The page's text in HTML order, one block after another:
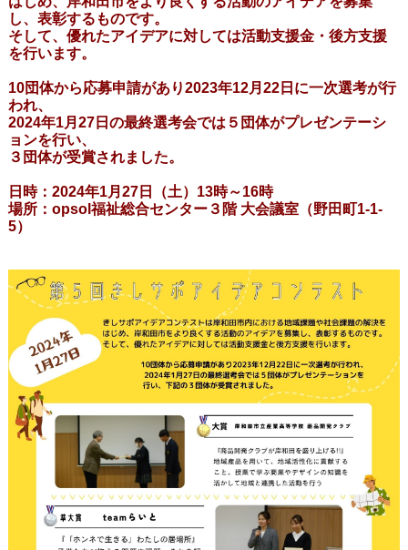
し、表彰するものです。
そして、優れたアイデアに対しては活動支援金・後方支援
を行います。
10団体から応募申請があり2023年12月22日に一次選考が行
われ、
2024年1月27日の最終選考会では５団体がプレゼンテーシ
ョンを行い、
３団体が受賞されました。
日時：2024年1月27日（土）13時～16時
場所：opsol福祉総合センター３階 大会議室（野田町1-1-
5）